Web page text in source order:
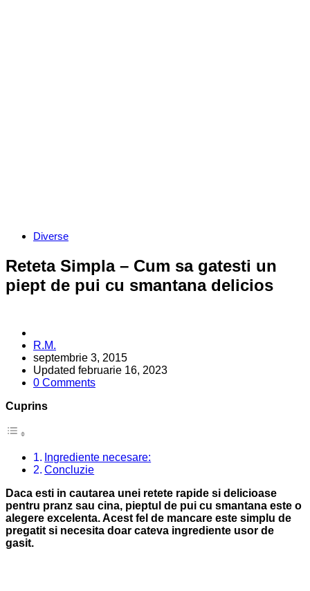
Categories
Diverse
Reteta Simpla – Cum sa gatesti un
piept de pui cu smantana delicios
Posted
by
R.M.
septembrie 3, 2015
Updated februarie 16, 2023
0 Comments
Cuprins
Ingrediente necesare:
Concluzie
Daca esti in cautarea unei retete rapide si delicioase
pentru pranz sau cina, pieptul de pui cu smantana este o
alegere excelenta. Acest fel de mancare este simplu de
pregatit si necesita doar cateva ingrediente usor de
gasit.